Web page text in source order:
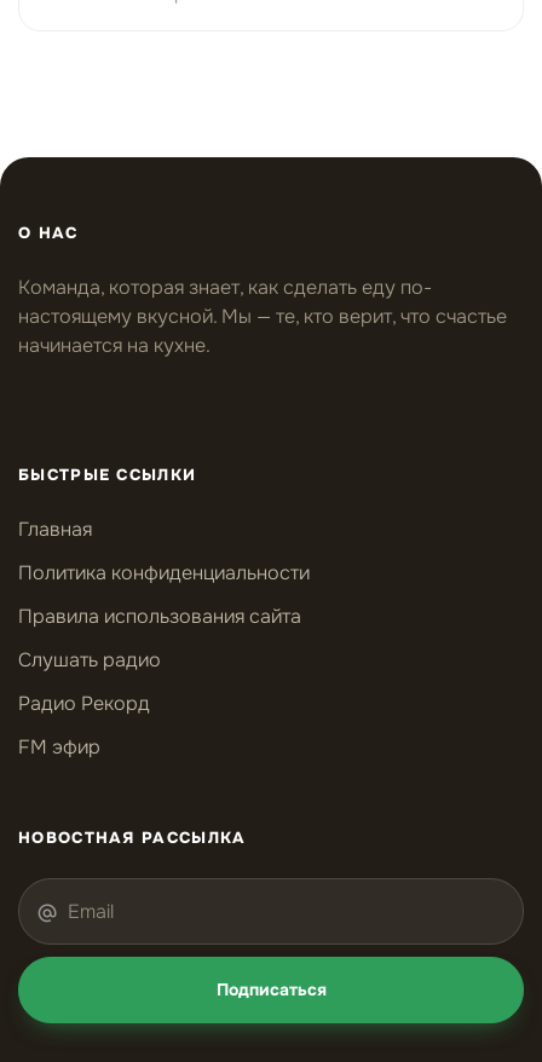
О НАС
Команда, которая знает, как сделать еду по-
настоящему вкусной. Мы — те, кто верит, что счастье
начинается на кухне.
БЫСТРЫЕ ССЫЛКИ
Главная
Политика конфиденциальности
Правила использования сайта
Слушать радио
Радио Рекорд
FM эфир
НОВОСТНАЯ РАССЫЛКА
Подписаться